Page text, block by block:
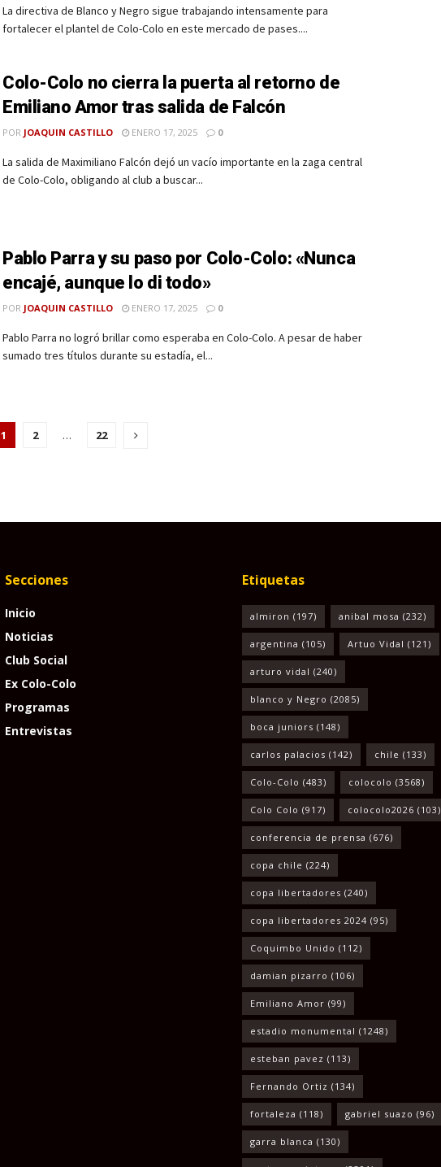
La directiva de Blanco y Negro sigue trabajando intensamente para
fortalecer el plantel de Colo-Colo en este mercado de pases....
Colo-Colo no cierra la puerta al retorno de
Emiliano Amor tras salida de Falcón
POR JOAQUIN CASTILLO ENERO 17, 2025 0
La salida de Maximiliano Falcón dejó un vacío importante en la zaga central
de Colo-Colo, obligando al club a buscar...
Pablo Parra y su paso por Colo-Colo: «Nunca
encajé, aunque lo di todo»
POR JOAQUIN CASTILLO ENERO 17, 2025 0
Pablo Parra no logró brillar como esperaba en Colo-Colo. A pesar de haber
sumado tres títulos durante su estadía, el...
1 2 … 22
Secciones
Inicio
Noticias
Club Social
Ex Colo-Colo
Programas
Entrevistas
Etiquetas
almiron (197) anibal mosa (232)
argentina (105) Artuo Vidal (121)
arturo vidal (240)
blanco y Negro (2085)
boca juniors (148)
carlos palacios (142) chile (133)
Colo-Colo (483) colocolo (3568)
Colo Colo (917) colocolo2026 (103)
conferencia de prensa (676)
copa chile (224)
copa libertadores (240)
copa libertadores 2024 (95)
Coquimbo Unido (112)
damian pizarro (106)
Emiliano Amor (99)
estadio monumental (1248)
esteban pavez (113)
Fernando Ortiz (134)
fortaleza (118) gabriel suazo (96)
garra blanca (130)